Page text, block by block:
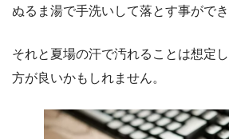
ぬるま湯で手洗いして落とす事ができ
それと夏場の汗で汚れることは想定
方が良いかもしれません。